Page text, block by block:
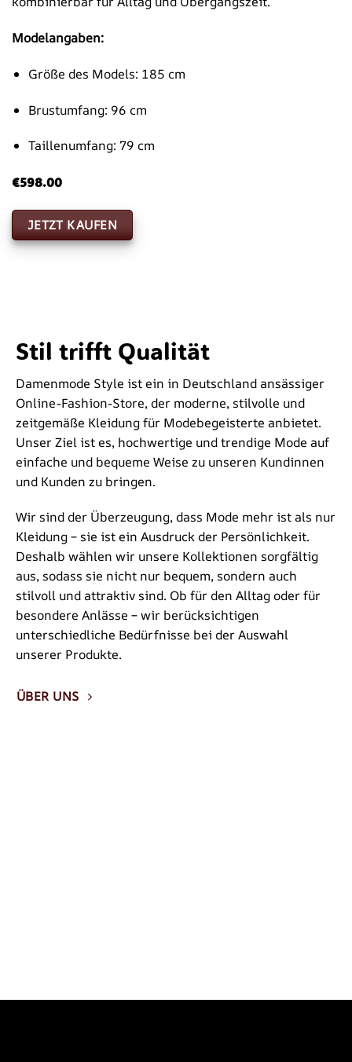
Modelangaben:
Größe des Models: 185 cm
Brustumfang: 96 cm
Taillenumfang: 79 cm
€598.00
JETZT KAUFEN
Stil trifft Qualität
Damenmode Style ist ein in Deutschland ansässiger
Online-Fashion-Store, der moderne, stilvolle und
zeitgemäße Kleidung für Modebegeisterte anbietet.
Unser Ziel ist es, hochwertige und trendige Mode auf
einfache und bequeme Weise zu unseren Kundinnen
und Kunden zu bringen.
Wir sind der Überzeugung, dass Mode mehr ist als nur
Kleidung – sie ist ein Ausdruck der Persönlichkeit.
Deshalb wählen wir unsere Kollektionen sorgfältig
aus, sodass sie nicht nur bequem, sondern auch
stilvoll und attraktiv sind. Ob für den Alltag oder für
besondere Anlässe – wir berücksichtigen
unterschiedliche Bedürfnisse bei der Auswahl
unserer Produkte.
ÜBER UNS